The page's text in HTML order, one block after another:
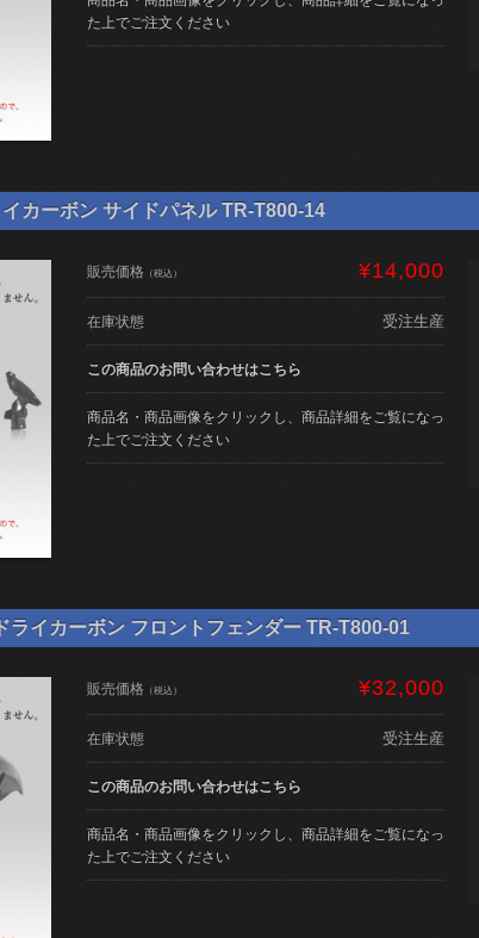
た上でご注文ください
カーボン サイドパネル TR-T800-14
販売価格 （税込） ¥14,000
在庫状態 受注生産
この商品のお問い合わせはこちら
商品名・商品画像をクリックし、商品詳細をご覧になっ
た上でご注文ください
ライカーボン フロントフェンダー TR-T800-01
販売価格 （税込） ¥32,000
在庫状態 受注生産
この商品のお問い合わせはこちら
商品名・商品画像をクリックし、商品詳細をご覧になっ
た上でご注文ください